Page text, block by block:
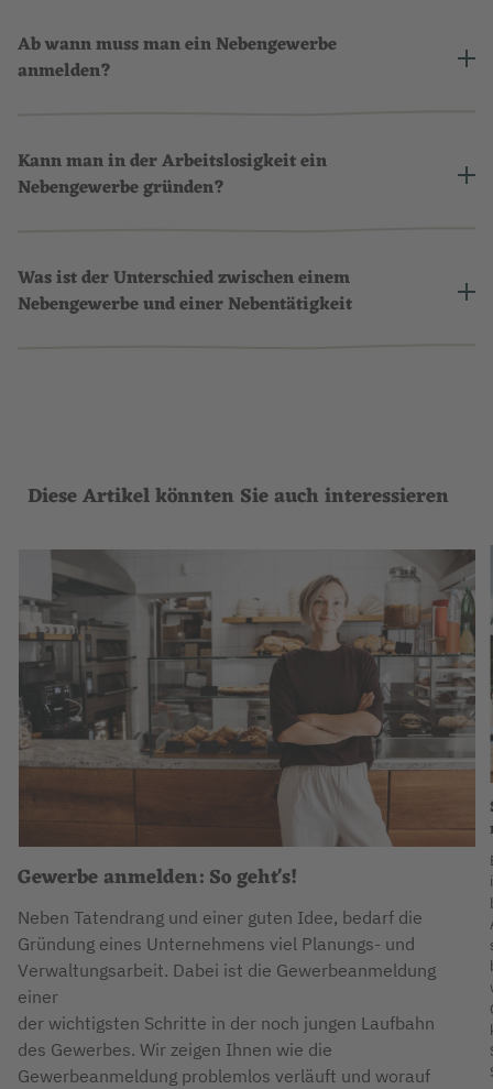
Ab wann muss man ein Nebengewerbe
anmelden?
Kann man in der Arbeitslosigkeit ein
Nebengewerbe gründen?
Was ist der Unterschied zwischen einem
Nebengewerbe und einer Nebentätigkeit
Diese Artikel könnten Sie auch interessieren
Gewerbe anmelden: So geht's!
Neben Tatendrang und einer guten Idee, bedarf die
Gründung eines Unternehmens viel Planungs- und
Verwaltungsarbeit. Dabei ist die Gewerbeanmeldung
einer
der wichtigsten Schritte in der noch jungen Laufbahn
des Gewerbes. Wir zeigen Ihnen wie die
Gewerbeanmeldung problemlos verläuft und worauf